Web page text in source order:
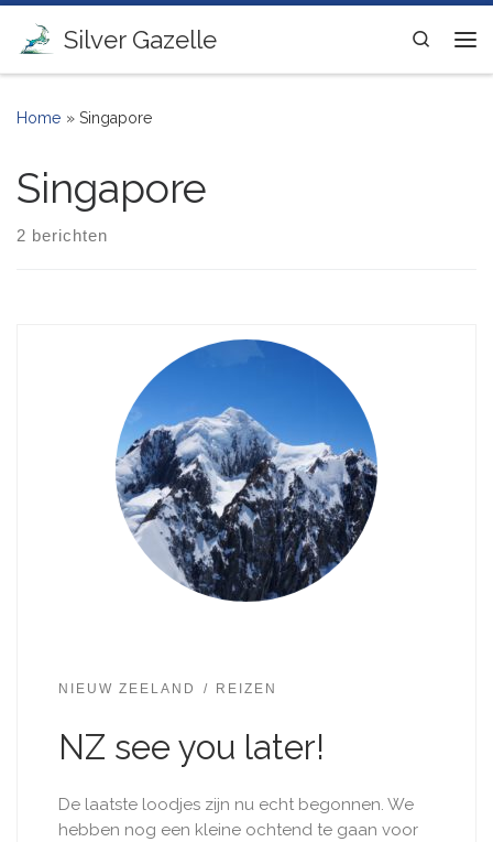
Ga naar inhoud
Silver Gazelle
Search
Home » Singapore
Singapore
2 berichten
NIEUW ZEELAND REIZEN
NZ see you later!
De laatste loodjes zijn nu echt begonnen. We
hebben nog een kleine ochtend te gaan voor